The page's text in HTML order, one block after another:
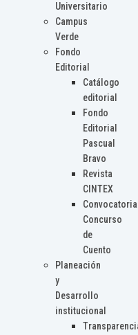
Universitario
Campus
Verde
Fondo
Editorial
Catálogo
editorial
Fondo
Editorial
Pascual
Bravo
Revista
CINTEX
Convocatoria
Concurso
de
Cuento
Planeación
y
Desarrollo
institucional